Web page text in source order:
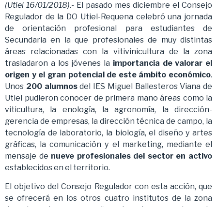
(Utiel 16/01/2018).- El pasado mes diciembre el Consejo
Regulador de la DO Utiel-Requena celebró una jornada
de orientación profesional para estudiantes de
Secundaria en la que profesionales de muy distintas
áreas relacionadas con la vitivinicultura de la zona
trasladaron a los jóvenes la importancia de valorar el
origen y el gran potencial de este ámbito económico.
Unos 200 alumnosdel IES Miguel Ballesteros Viana de
Utiel pudieron conocer de primera mano áreas como la
viticultura, la enología, la agronomía, la dirección-
gerencia de empresas, la dirección técnica de campo, la
tecnología de laboratorio, la biología, el diseño y artes
gráficas, la comunicación y el marketing, mediante el
mensaje de nueve profesionales del sector en activo
establecidos en el territorio.
El objetivo del Consejo Regulador con esta acción, que
se ofrecerá en los otros cuatro institutos de la zona